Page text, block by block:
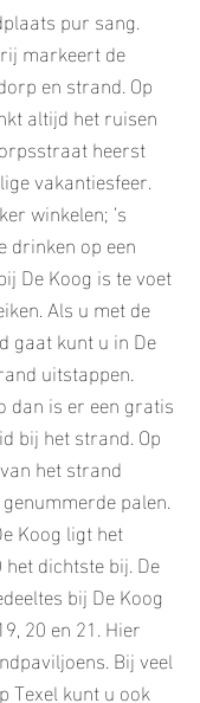
pur sang.
markeert de
en strand. Op
altijd het ruisen
heerst
vakantiesfeer.
winkelen; ’s
drinken op een
De Koog is te voet
Als u met de
gaat kunt u in De
uitstappen.
dan is er een gratis
bij het strand. Op
het strand
palen.
Koog ligt het
dichtste bij. De
bij De Koog
20 en 21. Hier
Bij veel
Texel kunt u ook